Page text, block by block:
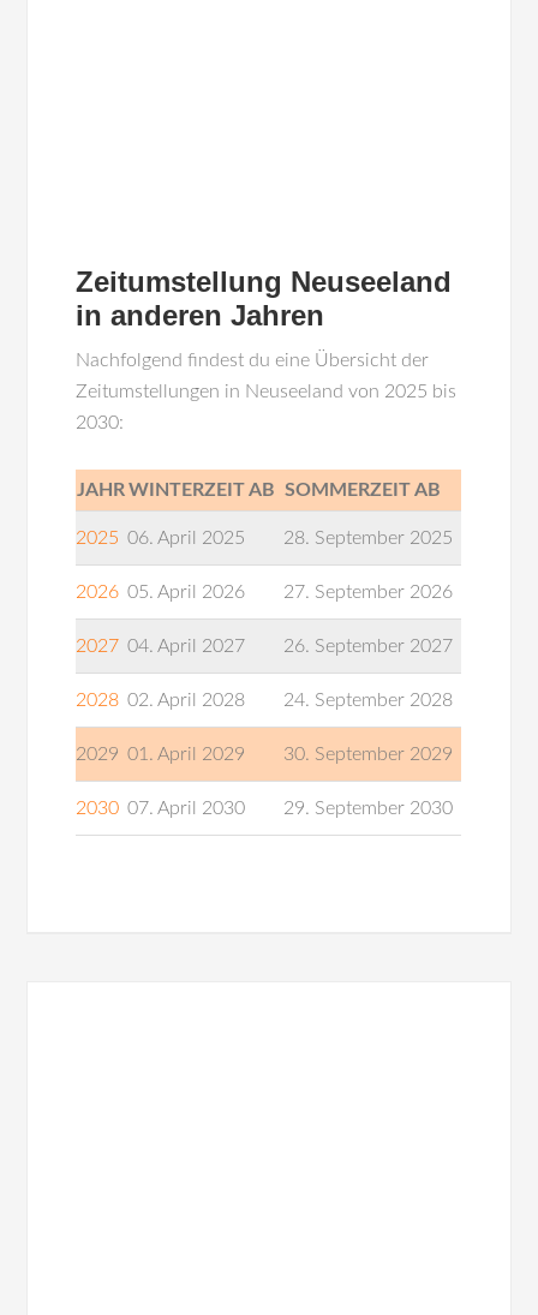
Zeitumstellung Neuseeland
in anderen Jahren
Nachfolgend findest du eine Übersicht der
Zeitumstellungen in Neuseeland von 2025 bis
2030:
JAHR WINTERZEIT AB SOMMERZEIT AB
2025 06. April 2025 28. September 2025
2026 05. April 2026 27. September 2026
2027 04. April 2027 26. September 2027
2028 02. April 2028 24. September 2028
2029 01. April 2029 30. September 2029
2030 07. April 2030 29. September 2030